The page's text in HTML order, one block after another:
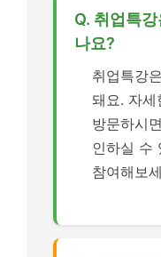
Q. 취업특
나요?
취업특강
돼요. 자
방문하시
인하실 수
참여해보